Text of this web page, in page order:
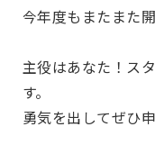
今年度もまたまた
主役はあなた！ス
す。
勇気を出してぜひ